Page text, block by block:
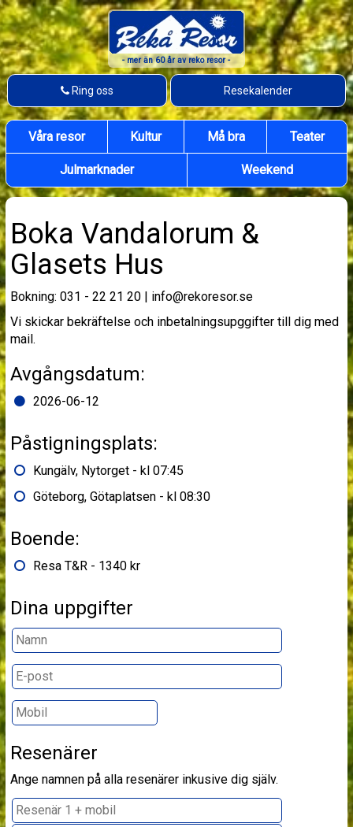
Välkommen
till
Rekå
Resor
- mer än 60 år av reko resor -
Resekalender
Telefon
Ring oss
Våra resor Kultur Må bra Teater
Julmarknader Weekend
Boka Vandalorum &
Glasets Hus
Bokning: 031 - 22 21 20 | info@rekoresor.se
Vi skickar bekräftelse och inbetalningsupggifter till dig med
mail.
Avgångsdatum:
2026-06-12
Påstigningsplats:
Kungälv, Nytorget - kl 07:45
Göteborg, Götaplatsen - kl 08:30
Boende:
Resa T&R - 1340 kr
Dina uppgifter
Resenärer
Ange namnen på alla resenärer inkusive dig själv.